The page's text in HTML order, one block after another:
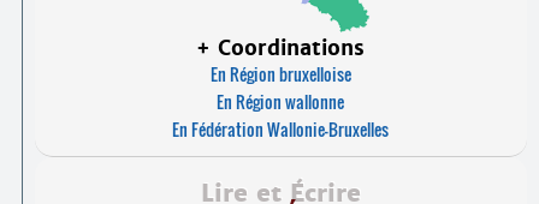
+ Coordinations
En Région bruxelloise
En Région wallonne
En Fédération Wallonie-Bruxelles
Lire et Écrire